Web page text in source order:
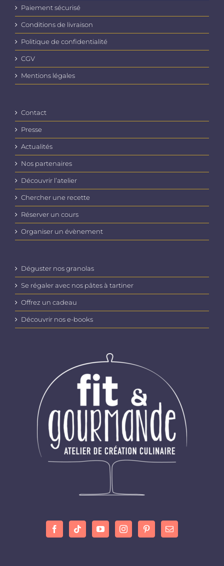
Paiement sécurisé
Conditions de livraison
Politique de confidentialité
CGV
Mentions légales
Contact
Presse
Actualités
Nos partenaires
Découvrir l’atelier
Chercher une recette
Réserver un cours
Organiser un évènement
Déguster nos granolas
Se régaler avec nos pâtes à tartiner
Offrez un cadeau
Découvrir nos e-books